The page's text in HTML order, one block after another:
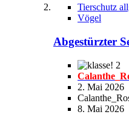
Tierschutz
Vögel
Abgestürzter
2
2. Mai 2026
8. Mai 2026